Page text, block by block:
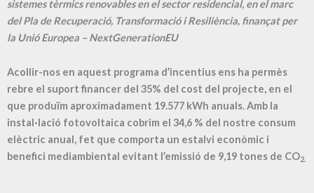
sistemes tèrmics renovables en el sector residencial, en el marc
del Pla de Recuperació, Transformació i Resiliència, finançat per
la Unió Europea – NextGenerationEU
Acollir-nos en aquest programa d’incentius ens ha permès
rebre el suport financer del 35% del cost del projecte, en el
que produïm aproximadament 19.577 kWh anuals. Amb la
instal·lació fotovoltaica cobrim el 34,6 % del nostre consum
elèctric anual, fet que comporta un estalvi econòmic i
benefici mediambiental evitant l’emissió de 9,19 tones de CO2.